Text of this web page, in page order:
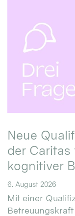
Neue
der
kognitiver
6. August 2026
Mit einer